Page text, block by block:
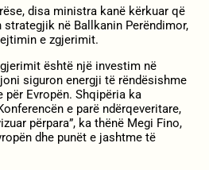
disa ministra kanë kërkuar që
në Ballkanin Perëndimor,
e zgjerimit.
është një investim në
siguron energji të rëndësishme
Evropën. Shqipëria ka
e parë ndërqeveritare,
përpara”, ka thënë Megi Fino,
dhe punët e jashtme të